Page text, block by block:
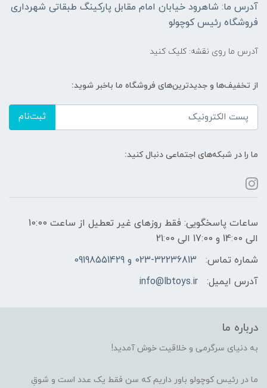
آدرس ما: شاهرود خیابان امام مقابل پارکینگ طبقاتی شهرداری
فروشگاه رئیس کوچولو
آدرس ما روی نقشه: کلیک کنید
از تخفیف‌ها و جدیدترین‌های فروشگاه ما باخبر شوید:
ثبت‌نام
ما را در شبکه‌های اجتماعی دنبال کنید:
ساعات پاسخگویی: فقط روزهای غیر تعطیل از ساعت 10:00
الی 14:00 و 17:00 الی 21:00
شماره تماس:
023-32236813 و 09198551429
آدرس ایمیل:
info@lbtoys.ir
درباره ما
به دنیای سرگرمی و خلاقیت خوش آمدید!
ما در رئیس کوچولو باور داریم که سن فقط یک عدد است و شوقِ